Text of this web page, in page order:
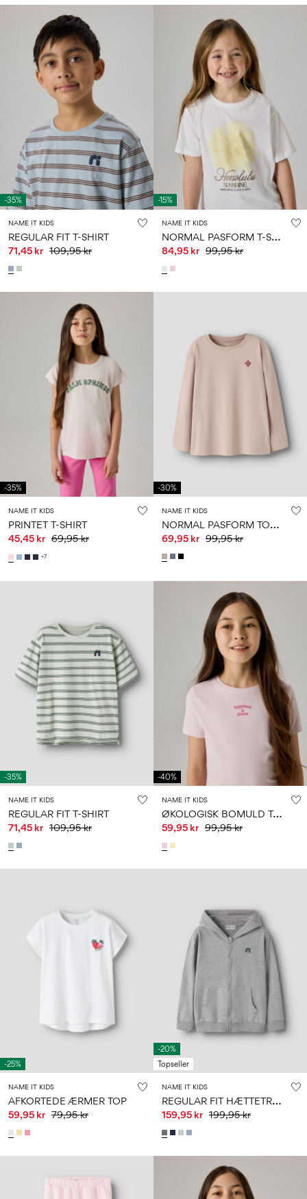
-35%
NAME IT KIDS
REGULAR FIT T-SHIRT
71,45 kr 109,95 kr
-15%
NAME IT KIDS
N
ORMAL PASFORM T-SHIRT
84,95 kr 99,95 kr
-35%
NAME IT KIDS
PRINTET T-SHIRT
45,45 kr 69,95 kr
+7
-30%
NAME IT KIDS
N
ORMAL PASFORM TOP MED LANGE ÆRMER
69,95 kr 99,95 kr
-35%
NAME IT KIDS
REGULAR FIT T-SHIRT
71,45 kr 109,95 kr
-40%
NAME IT KIDS
Ø
KOLOGISK BOMULD T-SHIRT
59,95 kr 99,95 kr
-25%
NAME IT KIDS
AFKORTEDE ÆRMER TOP
59,95 kr 79,95 kr
-20%
Topseller
NAME IT KIDS
R
EGULAR FIT HÆTTETRØJE MED LYNLÅS
159,95 kr 199,95 kr